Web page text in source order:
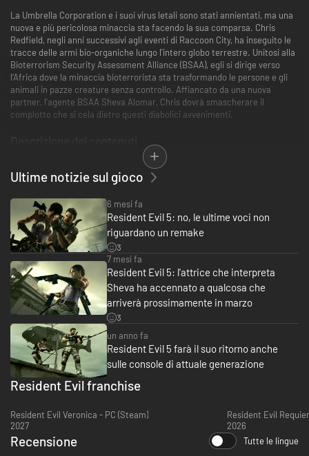
La Umbrella Corporation e i suoi virus letali sono stati annientati, ma una
nuova e più pericolosa minaccia sta facendo la sua comparsa. Chris
Redfield, negli anni successivi agli eventi di Raccoon City, ha inseguito le
tracce delle armi bio-organiche lungo l'intero globo terrestre. Unitosi alla
Bioterrorism Security Assessment Alliance (BSAA), egli si dirige verso
l’Africa dove la minaccia bioterrorista sta trasformando le persone e gli
animali in pazze creature senza controllo. Affiancato da una nuova
partner, l'agente BSAA Sheva Alomar, Chris dovrà smascherare il
complotto che si cela dietro questi diabolici avvenimenti.
Questo titolo è la trasposizione della versione Games for Windows - Live
rilasciata nel 2009. Inoltre, se acquisti l'Untold Stories Bundle su Steam,
sarà come aggiornare la tua versione a Resident Evil 5 Gold Edition.
Attenzione
Questo titolo non supporta NVIDIA GeForce 3D Vision presente nella
versione originale Games for Windows - Live.
La modalità multigiocatore è disponibile solo tramite matchmaking
online. La modalità a schermo condiviso locale non è supportata.
Ultime notizie sul gioco
6 mesi fa
Resident Evil 5: no, le ultime voci non
riguardano un remake
3
7 mesi fa
Resident Evil 5: l'attrice che interpreta
Sheva ha accennato a qualcosa che
arriverà prossimamente in marzo
3
un anno fa
Resident Evil 5 farà il suo ritorno anche
sulle console di attuale generazione
Resident Evil franchise
Resident Evil Veronica - PC (Steam)
2027
Resident Evil
2026
Recensione Tutte le lingue